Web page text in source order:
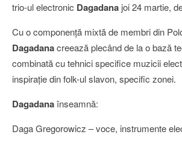
trio-ul electronic Dagadana joi 24 martie,
Cu o componenţă mixtă de membri din
Dagadanacreează plecând de la o bază
combinată cu tehnici specifice muzicii
inspiraţie din folk-ul slavon, specific zonei.
Dagadanaînseamnă:
Daga Gregorowicz – voce, instrumente